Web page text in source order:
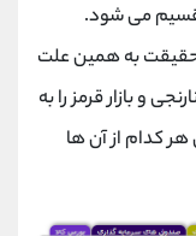
تقسیم می شود.
حقیقت به همین علت
و بازار قرمز را به
کدام از آن ها